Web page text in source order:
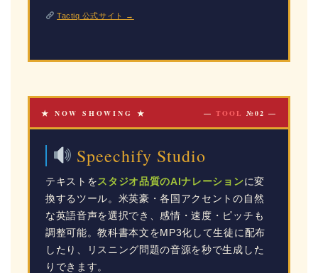
Tactiq 公式サイト →
★ NOW SHOWING ★ — TOOL №02 —
Speechify Studio
テキストを スタジオ品質のAIナレーションに変
換するツール。米英豪・各国アクセントの自然
な英語音声を選択でき、感情・速度・ピッチも
調整可能。教科書本文をMP3化して生徒に配布
したり、リスニング問題の音源を秒で生成した
りできます。